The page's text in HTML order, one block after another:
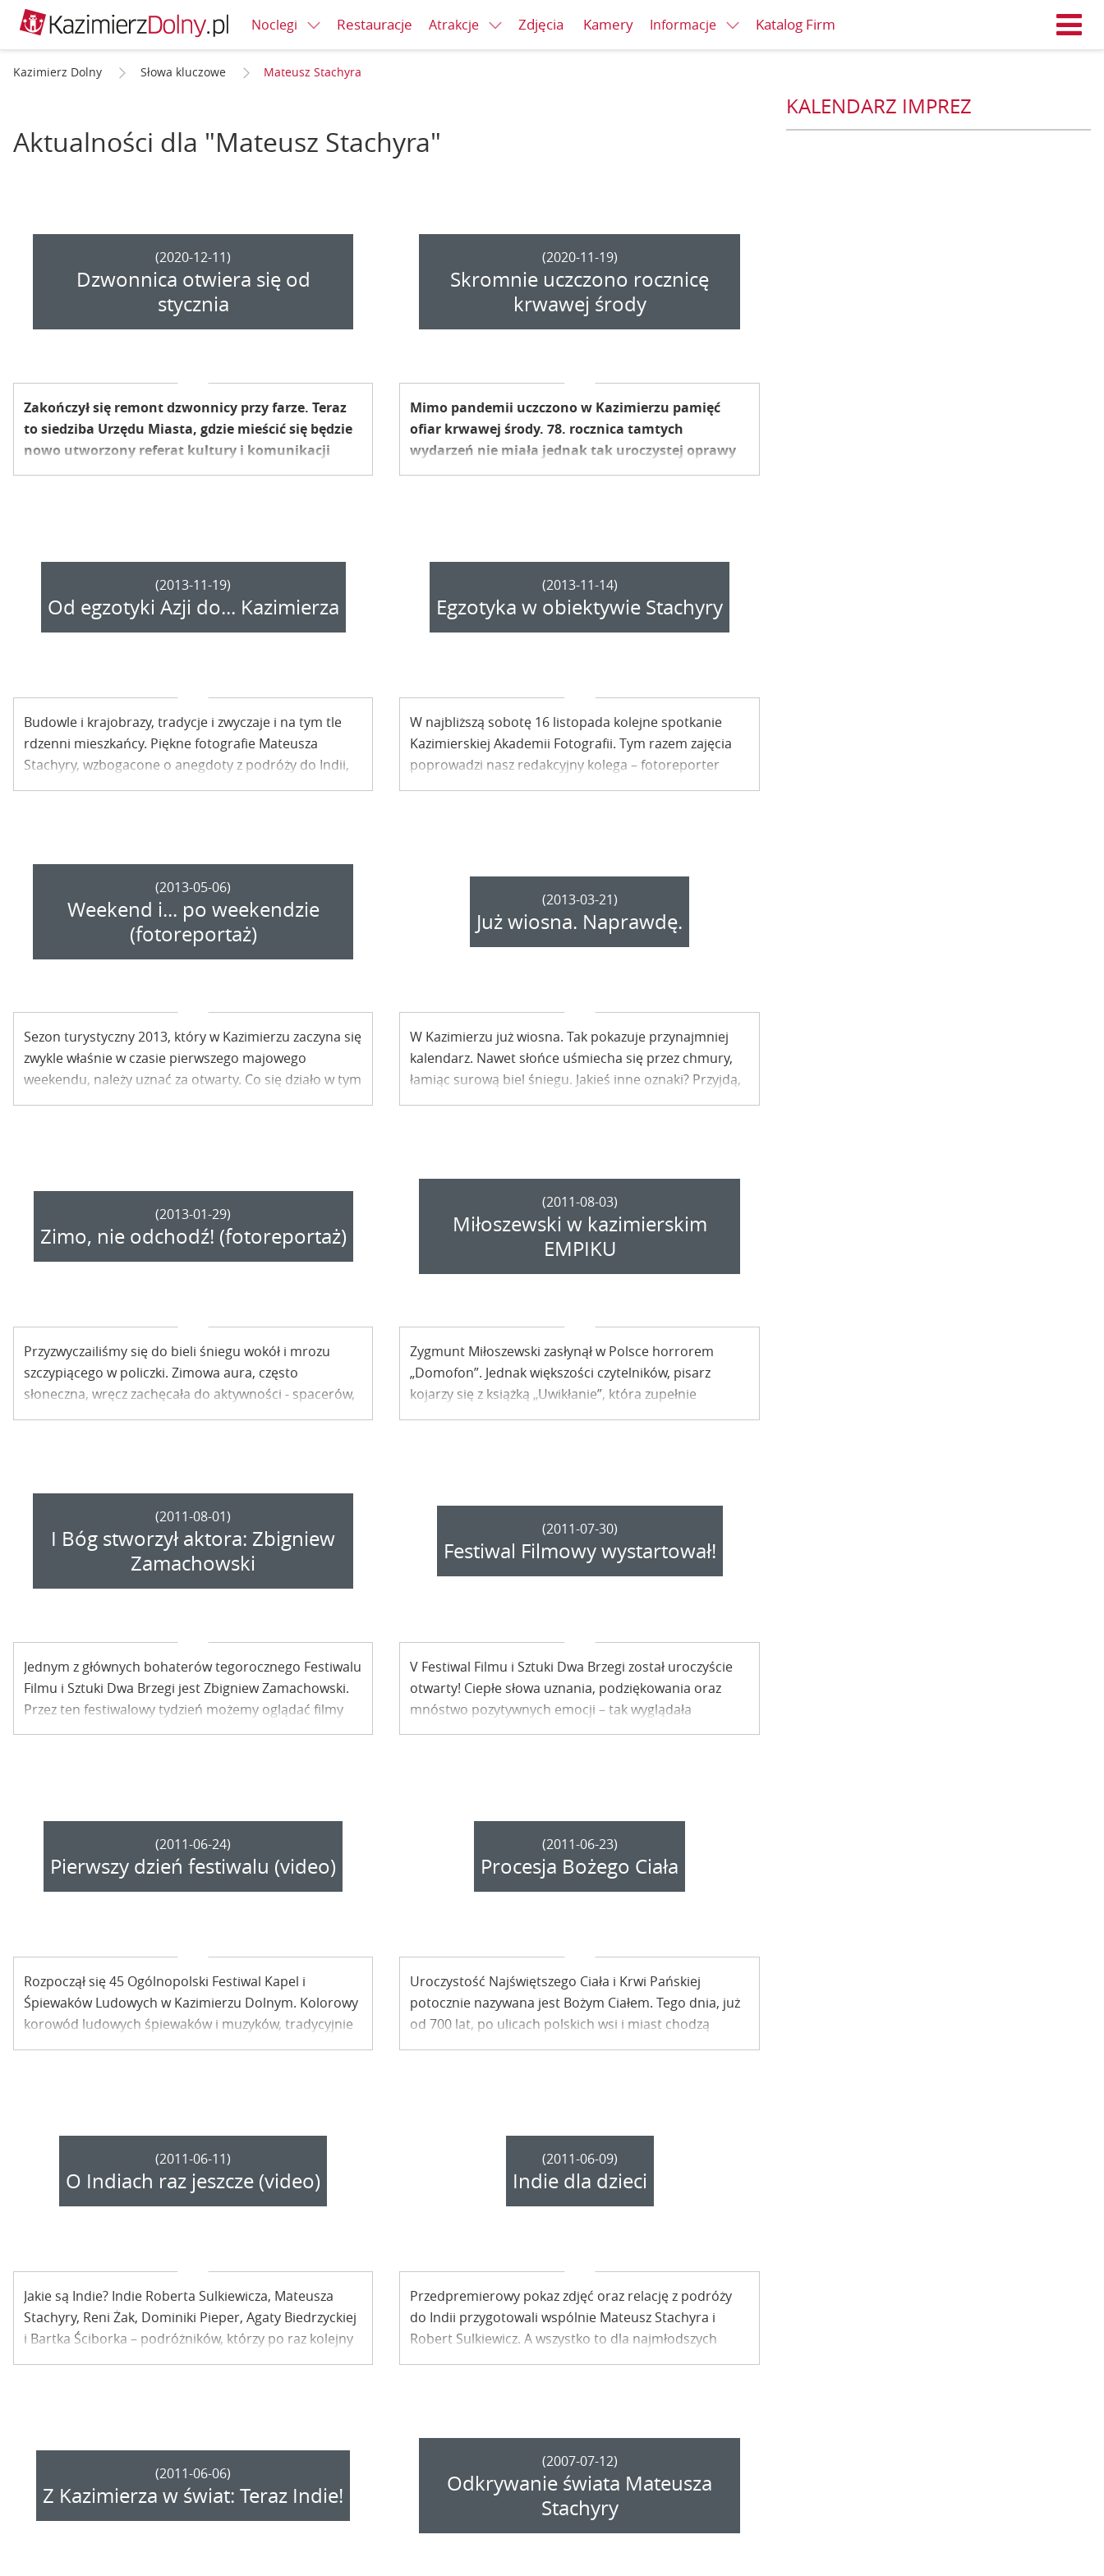
Noclegi Restauracje Atrakcje Zdjęcia Kamery Informacje Katalog Firm
Kazimierz Dolny Słowa kluczowe Mateusz Stachyra
Aktualności dla "Mateusz Stachyra"
(2020-12-11)
Dzwonnica otwiera się od
stycznia
Zakończył się remont dzwonnicy przy farze. Teraz
to siedziba Urzędu Miasta, gdzie mieścić się będzie
nowo utworzony referat kultury i komunikacji
społecznej. Kolejny budynek dla urzędników?
(2020-11-19)
Skromnie uczczono rocznicę
krwawej środy
Mimo pandemii uczczono w Kazimierzu pamięć
ofiar krwawej środy. 78. rocznica tamtych
wydarzeń nie miała jednak tak uroczystej oprawy
jak zwykle.
(2013-11-19)
Od egzotyki Azji do... Kazimierza
Budowle i krajobrazy, tradycje i zwyczaje i na tym tle
rdzenni mieszkańcy. Piękne fotografie Mateusza
Stachyry, wzbogacone o anegdoty z podróży do Indii,
Birmy, Tajlandii i Indonezji złożyły się na niezwykle
(2013-11-14)
Egzotyka w obiektywie Stachyry
W najbliższą sobotę 16 listopada kolejne spotkanie
Kazimierskiej Akademii Fotografii. Tym razem zajęcia
poprowadzi nasz redakcyjny kolega – fotoreporter
Mateusz Stachyra.
(2013-05-06)
Weekend i... po weekendzie
(fotoreportaż)
Sezon turystyczny 2013, który w Kazimierzu zaczyna się
zwykle właśnie w czasie pierwszego majowego
weekendu, należy uznać za otwarty. Co się działo w tym
czasie w Miasteczku? Zapraszamy do obejrzenia zdjęć.
(2013-03-21)
Już wiosna. Naprawdę.
W Kazimierzu już wiosna. Tak pokazuje przynajmniej
kalendarz. Nawet słońce uśmiecha się przez chmury,
łamiąc surową biel śniegu. Jakieś inne oznaki? Przyjdą,
jak tylko spłoną i spłyną marzanny…
(2013-01-29)
Zimo, nie odchodź! (fotoreportaż)
Przyzwyczailiśmy się do bieli śniegu wokół i mrozu
szczypiącego w policzki. Zimowa aura, często
słoneczna, wręcz zachęcała do aktywności - spacerów,
sanny czy szusowania po stoku i lodowisku. Zimo, nie
(2011-08-03)
Miłoszewski w kazimierskim
EMPIKU
Zygmunt Miłoszewski zasłynął w Polsce horrorem
„Domofon”. Jednak większości czytelników, pisarz
kojarzy się z książką „Uwikłanie”, która zupełnie
niedawno doczekała się filmowej adaptacji.
(2011-08-01)
I Bóg stworzył aktora: Zbigniew
Zamachowski
Jednym z głównych bohaterów tegorocznego Festiwalu
Filmu i Sztuki Dwa Brzegi jest Zbigniew Zamachowski.
Przez ten festiwalowy tydzień możemy oglądać filmy
czy spektakle z jego udziałem, ale też spotkać się z nim
(2011-07-30)
Festiwal Filmowy wystartował!
V Festiwal Filmu i Sztuki Dwa Brzegi został uroczyście
otwarty! Ciepłe słowa uznania, podziękowania oraz
mnóstwo pozytywnych emocji – tak wyglądała
tegoroczna Gala Otwarcia.
(2011-06-24)
Pierwszy dzień festiwalu (video)
Rozpoczął się 45 Ogólnopolski Festiwal Kapel i
Śpiewaków Ludowych w Kazimierzu Dolnym. Kolorowy
korowód ludowych śpiewaków i muzyków, tradycyjnie
przeszedł spod Kazimierskiego Ośrodka Kultury na
(2011-06-23)
Procesja Bożego Ciała
Uroczystość Najświętszego Ciała i Krwi Pańskiej
potocznie nazywana jest Bożym Ciałem. Tego dnia, już
od 700 lat, po ulicach polskich wsi i miast chodzą
uroczyste procesje. W Kazimierzu Dolnym również.
(2011-06-11)
O Indiach raz jeszcze (video)
Jakie są Indie? Indie Roberta Sulkiewicza, Mateusza
Stachyry, Reni Żak, Dominiki Pieper, Agaty Biedrzyckiej
i Bartka Ściborka – podróżników, którzy po raz kolejny
wyruszyli z Kazimierza w świat, tym razem właśnie Indie
(2011-06-09)
Indie dla dzieci
Przedpremierowy pokaz zdjęć oraz relację z podróży
do Indii przygotowali wspólnie Mateusz Stachyra i
Robert Sulkiewicz. A wszystko to dla najmłodszych
uczniów z Gminnego Zespołu Szkół w Kazimierzu
(2011-06-06)
Z Kazimierza w świat: Teraz Indie!
(2007-07-12)
Odkrywanie świata Mateusza
Stachyry
KALENDARZ IMPREZ